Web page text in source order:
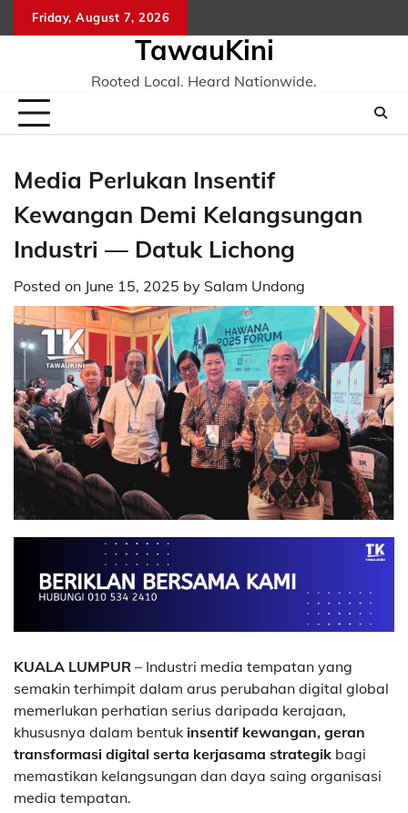
to
Friday, August 7, 2026
TawauKini
Rooted Local. Heard Nationwide.
Media Perlukan Insentif
Kewangan Demi Kelangsungan
Industri — Datuk Lichong
Posted on June 15, 2025 by Salam Undong
KUALA LUMPUR – Industri media tempatan yang
semakin terhimpit dalam arus perubahan digital global
memerlukan perhatian serius daripada kerajaan,
khususnya dalam bentuk insentif kewangan, geran
transformasi digital serta kerjasama strategik bagi
memastikan kelangsungan dan daya saing organisasi
media tempatan.